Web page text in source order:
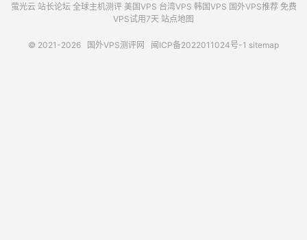
萤光云 站长论坛 全球主机测评 美国VPS 台湾VPS 韩国VPS 国外VPS推荐 免费
VPS试用7天 站点地图
© 2021-2026 国外VPS测评网 闽ICP备2022011024号-1 sitemap